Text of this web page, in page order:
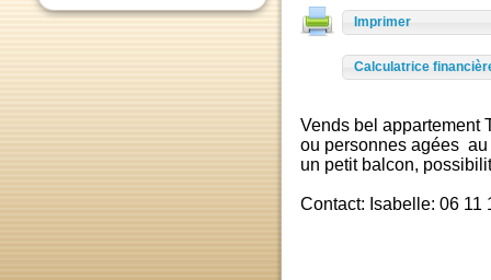
Ajouter à ma
Imprimer
Vends bel
ou personnes
un petit balcon,